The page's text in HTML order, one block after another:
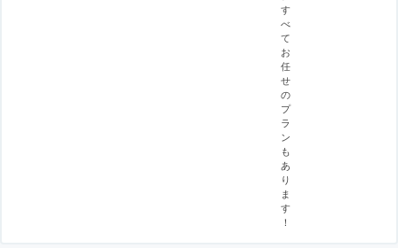
す
べ
て
お
任
せ
の
プ
ラ
ン
も
あ
り
ま
す
！